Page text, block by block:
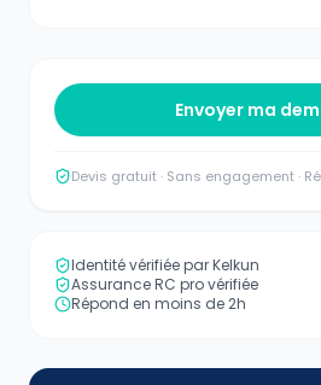
Envoyer ma
Devis gratuit · Sans engagement ·
Identité vérifiée par Kelkun
Assurance RC pro vérifiée
Répond en moins de 2h